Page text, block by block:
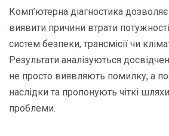
Комп’ютерна діагностика
виявити причини втрати
систем безпеки, трансмісії чи
Результати аналізуються
не просто виявляють помилку, а
наслідки та пропонують чіткі
проблеми.